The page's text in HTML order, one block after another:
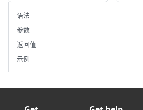
语法
参数
返回值
示例